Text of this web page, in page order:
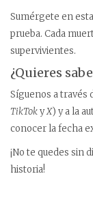
Sumérgete en
prueba. Cada
supervivientes.
¿Quieres
Síguenos a través
TikTokyX) y a la
conocer la fecha
¡No te quedes sin
historia!